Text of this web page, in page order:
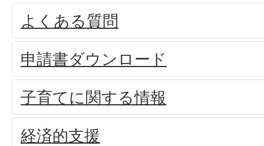
よくある質問
申請書ダウンロード
子育てに関する情報
経済的支援